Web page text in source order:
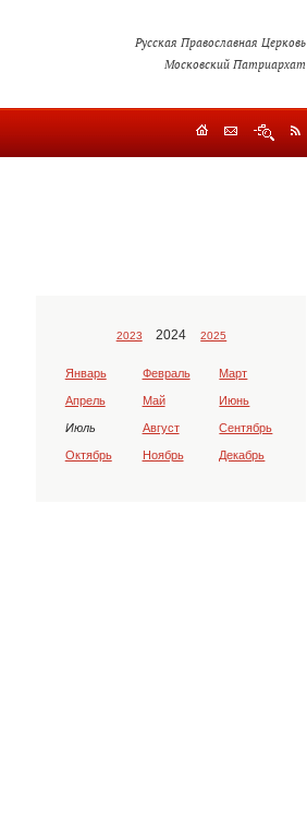
Русская Православная Церковь
Московский Патриархат
2023 2024 2025
Январь Февраль Март
Апрель Май Июнь
Июль Август Сентябрь
Октябрь Ноябрь Декабрь